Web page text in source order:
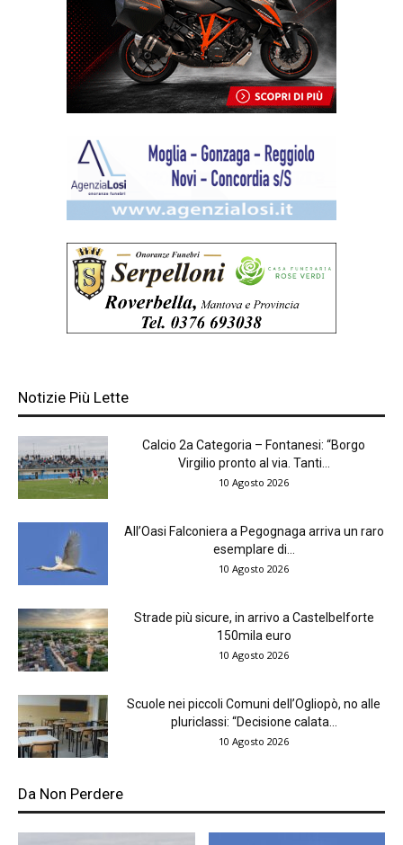
Notizie Più Lette
Calcio 2a Categoria – Fontanesi: “Borgo
Virgilio pronto al via. Tanti...
10 Agosto 2026
All’Oasi Falconiera a Pegognaga arriva un raro
esemplare di...
10 Agosto 2026
Strade più sicure, in arrivo a Castelbelforte
150mila euro
10 Agosto 2026
Scuole nei piccoli Comuni dell’Ogliopò, no alle
pluriclassi: “Decisione calata...
10 Agosto 2026
Da Non Perdere